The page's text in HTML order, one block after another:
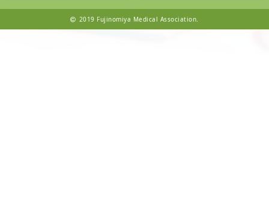
2019 Fujinomiya Medical Association.